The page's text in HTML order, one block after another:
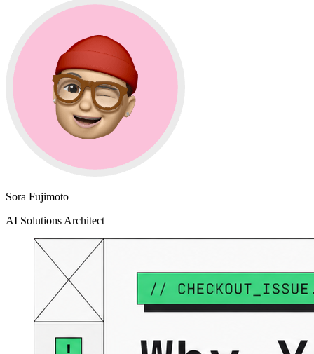
Sora Fujimoto
AI Solutions Architect